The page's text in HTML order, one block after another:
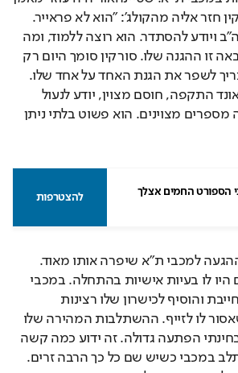
במכבי חיפה כשסורקין חזר אליה מהקולג': "הוא לא פראייר.
הוא גדל לבד, חי בארה"ב ויודע להסתדר. הוא רוצה ללמוד, ומה
שייקח אותו לרמה הבאה זו ההגנה שלו. סורקין סומך היום רק
על יכולת החסימה וצריך לשפר את הגנת האחד על אחד שלו.
הוא אתלט, לוקח ריבאונד התקפה, חוסם מצוין, יודע לנעול
שחקנים בצבע ועושה מספרים מצוינים. הוא פשוט בלתי ניתן
הכתבות ועידכוני הספורט החמים אצלך
להצטרפות
שטיינהאור מוסיף: "ההגעה למכבי ת"א שיפרה אותו מאוד.
בחיפה היה לו נוח וגם היו לו בעיות אישיות בהתחלה. במכבי
הוא נכנס למסגרת מחייבת והוסיף לכישרון שלו רצינות
והשקעה. הוא יודע שאסור לו לזייף. ההשתלבות המהירה שלו
במכבי ת"א היתה מבחינתי הפתעה גדולה. זה ידוע כמה קשה
לשחקן ישראלי להשתלב במכבי כשיש שם כל כך הרבה זרים.